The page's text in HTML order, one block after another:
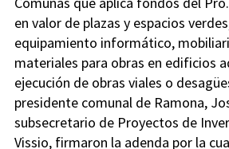
en valor de plazas y espacios
equipamiento informático,
materiales para obras en edificios
ejecución de obras viales o
presidente comunal de Ramona,
subsecretario de Proyectos de
Vissio, firmaron la adenda por la